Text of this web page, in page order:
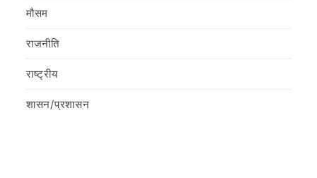
मौसम
राजनीति
राष्ट्रीय
शासन/प्रशासन